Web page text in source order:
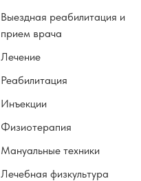
Выездная реабилитация и
прием врача
Лечение
Реабилитация
Инъекции
Физиотерапия
Мануальные техники
Лечебная физкультура